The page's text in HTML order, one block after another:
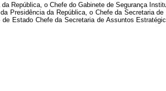
República, o Chefe do Gabinete de Segurança
Presidência da República, o Chefe da Secretaria
Estado Chefe da Secretaria de Assuntos